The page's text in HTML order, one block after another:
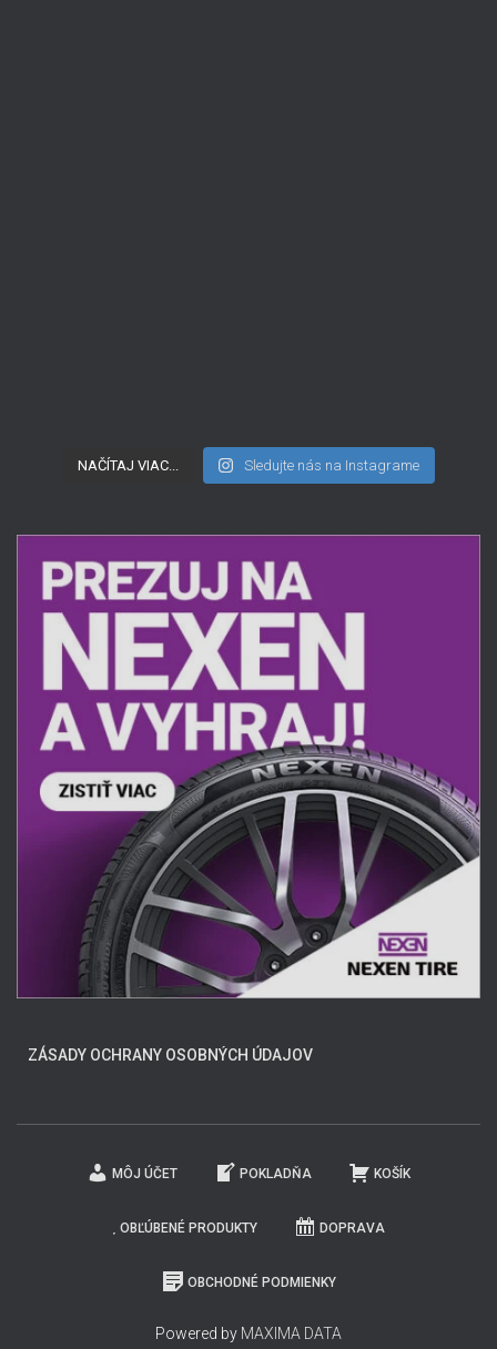
NAČÍTAJ VIAC... Sledujte nás na Instagrame
ZÁSADY OCHRANY OSOBNÝCH ÚDAJOV
MÔJ ÚČET POKLADŇA KOŠÍK
OBĽÚBENÉ PRODUKTY DOPRAVA
OBCHODNÉ PODMIENKY
Powered by MAXIMA DATA